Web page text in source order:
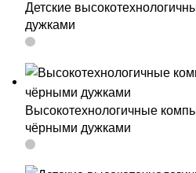
Детские
дужками
Высокотехнологичные
чёрными дужками